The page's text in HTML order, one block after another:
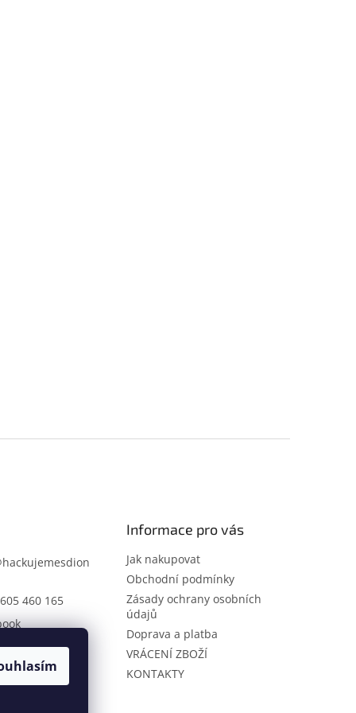
hackujemesdion
460 165
Informace pro vás
Jak nakupovat
Obchodní podmínky
Zásady ochrany osobních
údajů
Doprava a platba
VRÁCENÍ ZBOŽÍ
KONTAKTY